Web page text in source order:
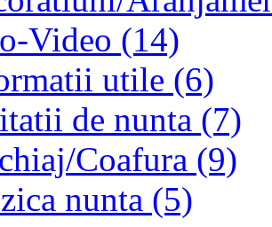
Video (14)
utile (6)
de nunta (7)
Coafura (9)
nunta (5)